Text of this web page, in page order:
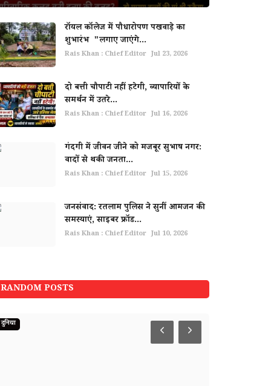
रॉयल कॉलेज में पौधारोपण पखवाड़े का
शुभारंभ "लगाए जाएंगे...
Rais Khan : Chief Editor Jul 23, 2026
दो बत्ती चौपाटी नहीं हटेगी, व्यापारियों के
समर्थन में उतरे...
Rais Khan : Chief Editor Jul 16, 2026
गंदगी में जीवन जीने को मजबूर सुभाष नगर:
वादों से थकी जनता...
Rais Khan : Chief Editor Jul 15, 2026
जनसंवाद: रतलाम पुलिस ने सुनीं आमजन की
समस्याएं, साइबर फ्रॉड...
Rais Khan : Chief Editor Jul 10, 2026
RANDOM POSTS
दुनिया